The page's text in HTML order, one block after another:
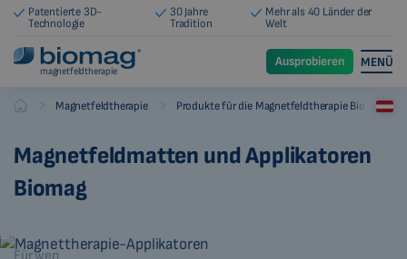
Patentierte 3D-
Technologie
30 Jahre
Tradition
Mehr als 40 Länder der
Welt
magnetfeldtherapie
Ausprobieren MENÜ
Biomag Magnetfeldtherapie Produkte für die Magnetfeldtherapie Biomag
Magnetfeldmatten und Applikatoren
Biomag
Für wen